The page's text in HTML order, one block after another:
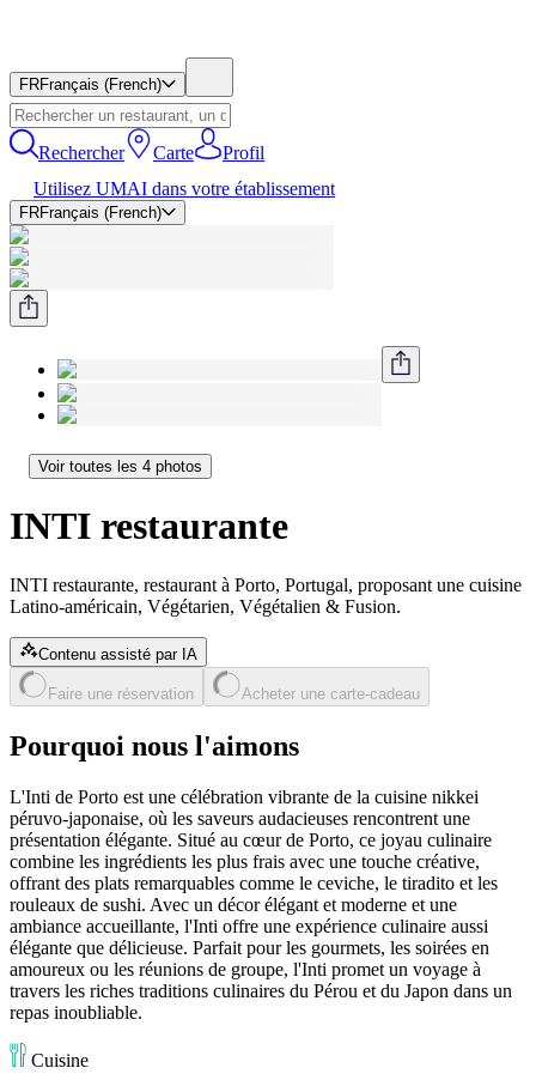
FRFrançais (French)
Rechercher Carte
Profil
Utilisez UMAI dans votre établissement
FRFrançais (French)
Voir toutes les 4 photos
INTI restaurante
INTI restaurante, restaurant à Porto, Portugal, proposant une cuisine
Latino-américain, Végétarien, Végétalien & Fusion.
Contenu assisté par IA
Faire une réservation Acheter une carte-cadeau
Pourquoi nous l'aimons
L'Inti de Porto est une célébration vibrante de la cuisine nikkei
péruvo-japonaise, où les saveurs audacieuses rencontrent une
présentation élégante. Situé au cœur de Porto, ce joyau culinaire
combine les ingrédients les plus frais avec une touche créative,
offrant des plats remarquables comme le ceviche, le tiradito et les
rouleaux de sushi. Avec un décor élégant et moderne et une
ambiance accueillante, l'Inti offre une expérience culinaire aussi
élégante que délicieuse. Parfait pour les gourmets, les soirées en
amoureux ou les réunions de groupe, l'Inti promet un voyage à
travers les riches traditions culinaires du Pérou et du Japon dans un
repas inoubliable.
Cuisine